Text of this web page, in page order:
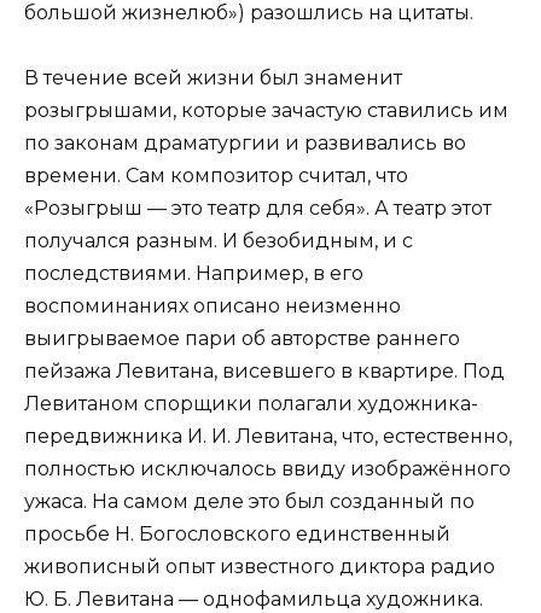
большой жизнелюб») разошлись на цитаты.
В течение всей жизни был знаменит
розыгрышами, которые зачастую ставились им
по законам драматургии и развивались во
времени. Сам композитор считал, что
«Розыгрыш — это театр для себя». А театр этот
получался разным. И безобидным, и с
последствиями. Например, в его
воспоминаниях описано неизменно
выигрываемое пари об авторстве раннего
пейзажа Левитана, висевшего в квартире. Под
Левитаном спорщики полагали художника-
передвижника И. И. Левитана, что, естественно,
полностью исключалось ввиду изображённого
ужаса. На самом деле это был созданный по
просьбе Н. Богословского единственный
живописный опыт известного диктора радио
Ю. Б. Левитана — однофамильца художника.